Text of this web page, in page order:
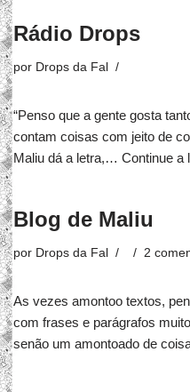
Rádio Drops
por Drops da Fal
“Penso que a gente gosta
contam coisas com jeito de
Maliu dá a letra,… Continue a
Blog de Maliu
por Drops da Fal 2
As vezes amontoo textos,
com frases e parágrafos
senão um amontoado de